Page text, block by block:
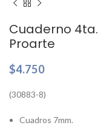
Cuaderno
Proarte
$4.750
(30883-8)
Cuadros 7mm.